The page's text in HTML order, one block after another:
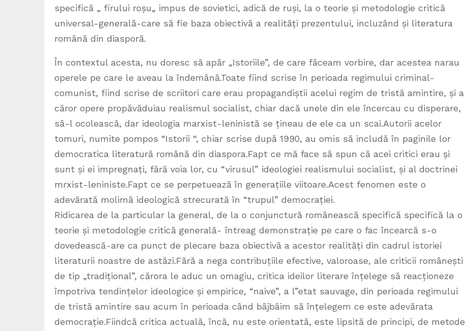
specifică „ firului roșu„ impus de sovietici, adică de ruși, la o teorie și metodologie critică
universal-generală-care să fie baza obiectivă a realități prezentului, incluzând și literatura
română din diasporă.
În contextul acesta, nu doresc să apăr „Istoriile”, de care făceam vorbire, dar acestea narau
operele pe care le aveau la îndemână.Toate fiind scrise în perioada regimului criminal-
comunist, fiind scrise de scriitori care erau propagandiștii acelui regim de tristă amintire, și a
căror opere propăvăduiau realismul socialist, chiar dacă unele din ele încercau cu disperare,
să-l ocolească, dar ideologia marxist-leninistă se țineau de ele ca un scai.Autorii acelor
tomuri, numite pompos “Istorii “, chiar scrise după 1990, au omis să includă în paginile lor
democratica literatură română din diaspora.Fapt ce mă face să spun că acei critici erau și
sunt și ei impregnați, fără voia lor, cu “virusul” ideologiei realismului socialist, și al doctrinei
mrxist-leniniste.Fapt ce se perpetuează în generațiile viitoare.Acest fenomen este o
adevărată molimă ideologică strecurată în “trupul” democrației.
Ridicarea de la particular la general, de la o conjunctură românească specifică specifică la o
teorie și metodologie critică generală- întreag demonstrație pe care o fac încearcă s-o
dovedească-are ca punct de plecare baza obiectivă a acestor realități din cadrul istoriei
literaturii noastre de astăzi.Fără a nega contribuțiile efective, valoroase, ale criticii românești
de tip „tradițional”, cărora le aduc un omagiu, critica ideilor literare înțelege să reacționeze
împotriva tendințelor ideologice și empirice, “naive”, a l”etat sauvage, din perioada regimului
de tristă amintire sau acum în perioada când bâjbâim să înțelegem ce este adevărata
democrație.Fiindcă critica actuală, încă, nu este orientată, este lipsită de principi, de metode